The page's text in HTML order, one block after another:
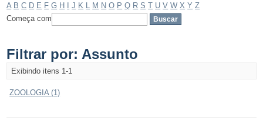
A B C D E F G H J K M N O P Q R S T U V W X Y Z
Começa com
Filtrar por: Assunto
Exibindo itens 1-1
ZOOLOGIA (1)